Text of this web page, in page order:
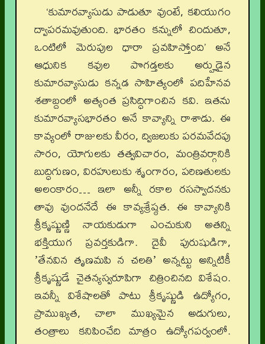
‘కుమారవ్యాసుడు పాడుతూ వుంటే, కలియుగం
ద్వాపరమవుతుంది. భారతం కన్నులో చిందుతూ,
ఒంటిలో మెరుపుల ధారా ప్రవహిస్తోంది’ అనే
ఆధునిక కవుల పొగడ్తలకు అర్హుడైన
కుమారవ్యాసుడు కన్నడ సాహిత్యంలో పదిహేనవ
శతాబ్దంలో అత్యంత ప్రసిద్ధిగాంచిన కవి. ఇతను
కుమారవ్యాసభారతం అనే కావ్యాన్ని రాశాడు. ఈ
కావ్యంలో రాజులకు వీరం, ద్విజలుకు పరమవేదపు
సారం, యోగులకు తత్వవిచారం, మంత్రివర్గానికి
బుద్ధిగుణం, విరహులుకు శృంగారం, పరిణతులకు
అలంకారం… ఇలా అన్నీ రకాల రసస్వాదనకు
తావు వుందనేదే ఈ కావ్యశ్రేష్ఠత. ఈ కావ్యానికి
శ్రీకృష్ణుణ్ణి నాయకుడుగా ఎంచుకుని అతన్ని
భక్తియుగ ప్రవర్తకుడిగా. దైవీ పురుషుడిగా,
ʼతేనవిన తృణమపి న చలతిʼ అన్నట్టు అన్నిటికీ
శ్రీకృష్ణుడే చైతన్యస్వరూపిగా చిత్రించినది విశేషం.
ఇవన్నీ విశేషాలతో పాటు శ్రీకృష్ణుడి ఉద్యోగం,
ప్రాముఖ్యత, చాలా ముఖ్యమైన అడుగులు,
తంత్రాలు కనిపించేది మాత్రం ఉద్యోగపర్వంలో.